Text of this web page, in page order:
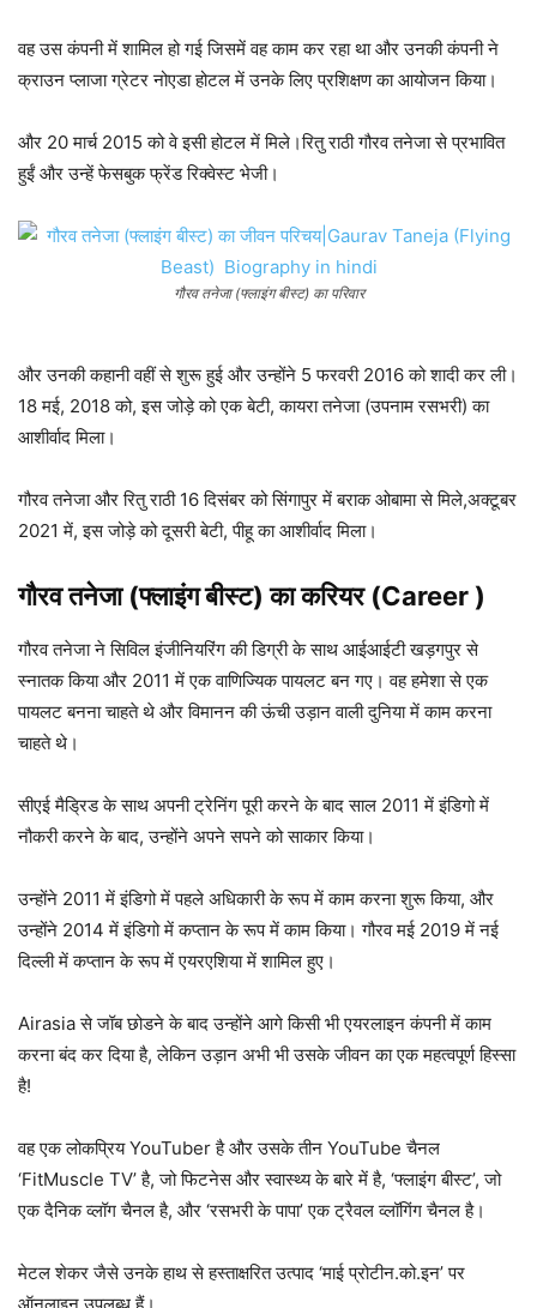
वह उस कंपनी में शामिल हो गई जिसमें वह काम कर रहा था और उनकी कंपनी ने
क्राउन प्लाजा ग्रेटर नोएडा होटल में उनके लिए प्रशिक्षण का आयोजन किया।
और 20 मार्च 2015 को वे इसी होटल में मिले।रितु राठी गौरव तनेजा से प्रभावित
हुईं और उन्हें फेसबुक फ्रेंड रिक्वेस्ट भेजी।
गौरव तनेजा (फ्लाइंग बीस्ट) का परिवार
और उनकी कहानी वहीं से शुरू हुई और उन्होंने 5 फरवरी 2016 को शादी कर ली।
18 मई, 2018 को, इस जोड़े को एक बेटी, कायरा तनेजा (उपनाम रसभरी) का
आशीर्वाद मिला।
गौरव तनेजा और रितु राठी 16 दिसंबर को सिंगापुर में बराक ओबामा से मिले,अक्टूबर
2021 में, इस जोड़े को दूसरी बेटी, पीहू का आशीर्वाद मिला।
गौरव तनेजा (फ्लाइंग बीस्ट) का करियर (Career )
गौरव तनेजा ने सिविल इंजीनियरिंग की डिग्री के साथ आईआईटी खड़गपुर से
स्नातक किया और 2011 में एक वाणिज्यिक पायलट बन गए। वह हमेशा से एक
पायलट बनना चाहते थे और विमानन की ऊंची उड़ान वाली दुनिया में काम करना
चाहते थे।
सीएई मैड्रिड के साथ अपनी ट्रेनिंग पूरी करने के बाद साल 2011 में इंडिगो में
नौकरी करने के बाद, उन्होंने अपने सपने को साकार किया।
उन्होंने 2011 में इंडिगो में पहले अधिकारी के रूप में काम करना शुरू किया, और
उन्होंने 2014 में इंडिगो में कप्तान के रूप में काम किया। गौरव मई 2019 में नई
दिल्ली में कप्तान के रूप में एयरएशिया में शामिल हुए।
Airasia से जॉब छोडने के बाद उन्होंने आगे किसी भी एयरलाइन कंपनी में काम
करना बंद कर दिया है, लेकिन उड़ान अभी भी उसके जीवन का एक महत्वपूर्ण हिस्सा
है!
वह एक लोकप्रिय YouTuber है और उसके तीन YouTube चैनल
‘FitMuscle TV’ है, जो फिटनेस और स्वास्थ्य के बारे में है, ‘फ्लाइंग बीस्ट’, जो
एक दैनिक व्लॉग चैनल है, और ‘रसभरी के पापा’ एक ट्रैवल व्लॉगिंग चैनल है।
मेटल शेकर जैसे उनके हाथ से हस्ताक्षरित उत्पाद ‘माई प्रोटीन.को.इन’ पर